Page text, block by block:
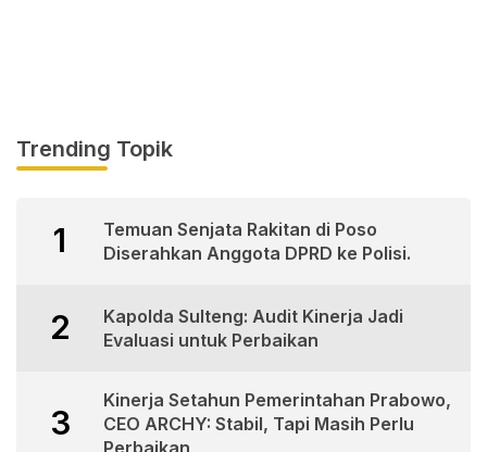
Trending Topik
1
Temuan Senjata Rakitan di Poso
Diserahkan Anggota DPRD ke Polisi.
2
Kapolda Sulteng: Audit Kinerja Jadi
Evaluasi untuk Perbaikan
3
Kinerja Setahun Pemerintahan Prabowo,
CEO ARCHY: Stabil, Tapi Masih Perlu
Perbaikan